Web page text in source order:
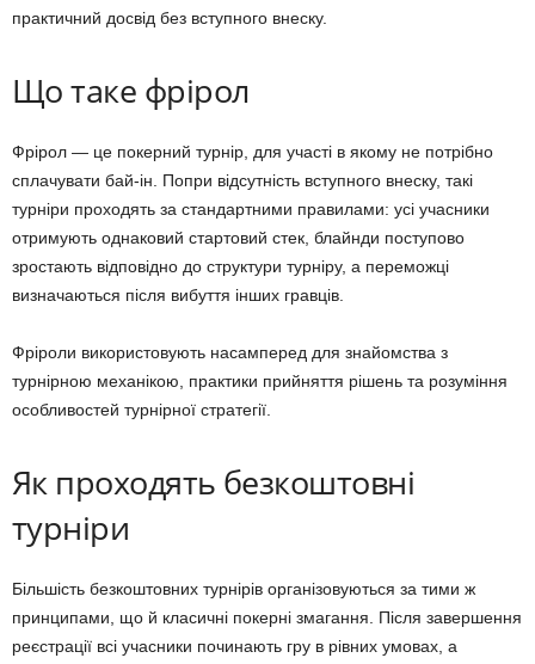
практичний досвід без вступного внеску.
Що таке фрірол
Фрірол — це покерний турнір, для участі в якому не потрібно
сплачувати бай-ін. Попри відсутність вступного внеску, такі
турніри проходять за стандартними правилами: усі учасники
отримують однаковий стартовий стек, блайнди поступово
зростають відповідно до структури турніру, а переможці
визначаються після вибуття інших гравців.
Фріроли використовують насамперед для знайомства з
турнірною механікою, практики прийняття рішень та розуміння
особливостей турнірної стратегії.
Як проходять безкоштовні
турніри
Більшість безкоштовних турнірів організовуються за тими ж
принципами, що й класичні покерні змагання. Після завершення
реєстрації всі учасники починають гру в рівних умовах, а